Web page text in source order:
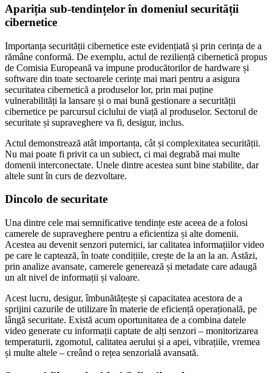
Apariția sub-tendințelor în domeniul securității
cibernetice
Importanța securității cibernetice este evidențiată și prin cerința de a
rămâne conformă. De exemplu, actul de reziliență cibernetică propus
de Comisia Europeană va impune producătorilor de hardware și
software din toate sectoarele cerințe mai mari pentru a asigura
securitatea cibernetică a produselor lor, prin mai puține
vulnerabilități la lansare și o mai bună gestionare a securității
cibernetice pe parcursul ciclului de viață al produselor. Sectorul de
securitate și supraveghere va fi, desigur, inclus.
Actul demonstrează atât importanța, cât și complexitatea securității.
Nu mai poate fi privit ca un subiect, ci mai degrabă mai multe
domenii interconectate. Unele dintre acestea sunt bine stabilite, dar
altele sunt în curs de dezvoltare.
Dincolo de securitate
Una dintre cele mai semnificative tendințe este aceea de a folosi
camerele de supraveghere pentru a eficientiza și alte domenii.
Acestea au devenit senzori puternici, iar calitatea informațiilor video
pe care le captează, în toate condițiile, crește de la an la an. Astăzi,
prin analize avansate, camerele generează și metadate care adaugă
un alt nivel de informații și valoare.
Acest lucru, desigur, îmbunătățește și capacitatea acestora de a
sprijini cazurile de utilizare în materie de eficiență operațională, pe
lângă securitate. Există acum oportunitatea de a combina datele
video generate cu informații captate de alți senzori – monitorizarea
temperaturii, zgomotul, calitatea aerului și a apei, vibrațiile, vremea
și multe altele – creând o rețea senzorială avansată.